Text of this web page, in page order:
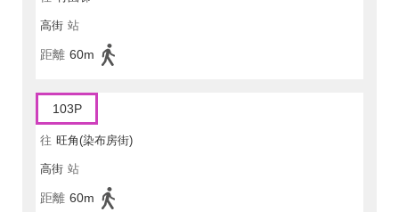
高街 站
距離 60m
103P
往 旺角(染布房街)
高街 站
距離 60m